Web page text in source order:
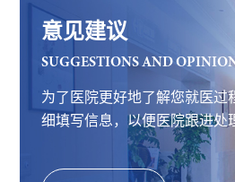
意见建议
SUGGESTIONS AND
为了医院更好地了解您就医过
细填写信息，以便医院跟进处